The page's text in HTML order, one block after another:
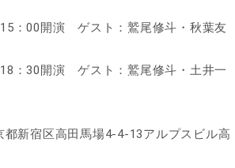
00開演 ゲスト：鷲尾修斗・秋葉友
30開演 ゲスト：鷲尾修斗・土井一
都新宿区高田馬場4-4-13アルプスビル高